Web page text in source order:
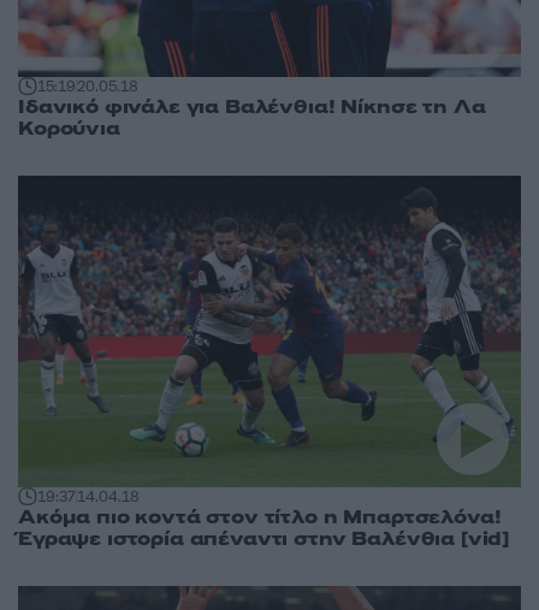
15:1920.05.18
Ιδανικό φινάλε για Βαλένθια! Νίκησε τη Λα
Κορούνια
19:3714.04.18
Ακόμα πιο κοντά στον τίτλο η Μπαρτσελόνα!
Έγραψε ιστορία απέναντι στην Βαλένθια [vid]